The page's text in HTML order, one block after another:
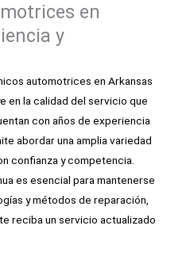
en
y
automotrices en Arkansas
en la calidad del servicio que
con años de experiencia
abordar una amplia variedad
confianza y competencia.
es esencial para mantenerse
y métodos de reparación,
reciba un servicio actualizado